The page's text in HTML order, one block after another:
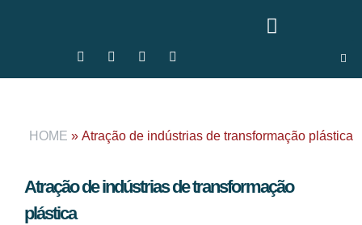
HOME » Atração de indústrias de transformação plástica
Atração de indústrias de transformação
plástica